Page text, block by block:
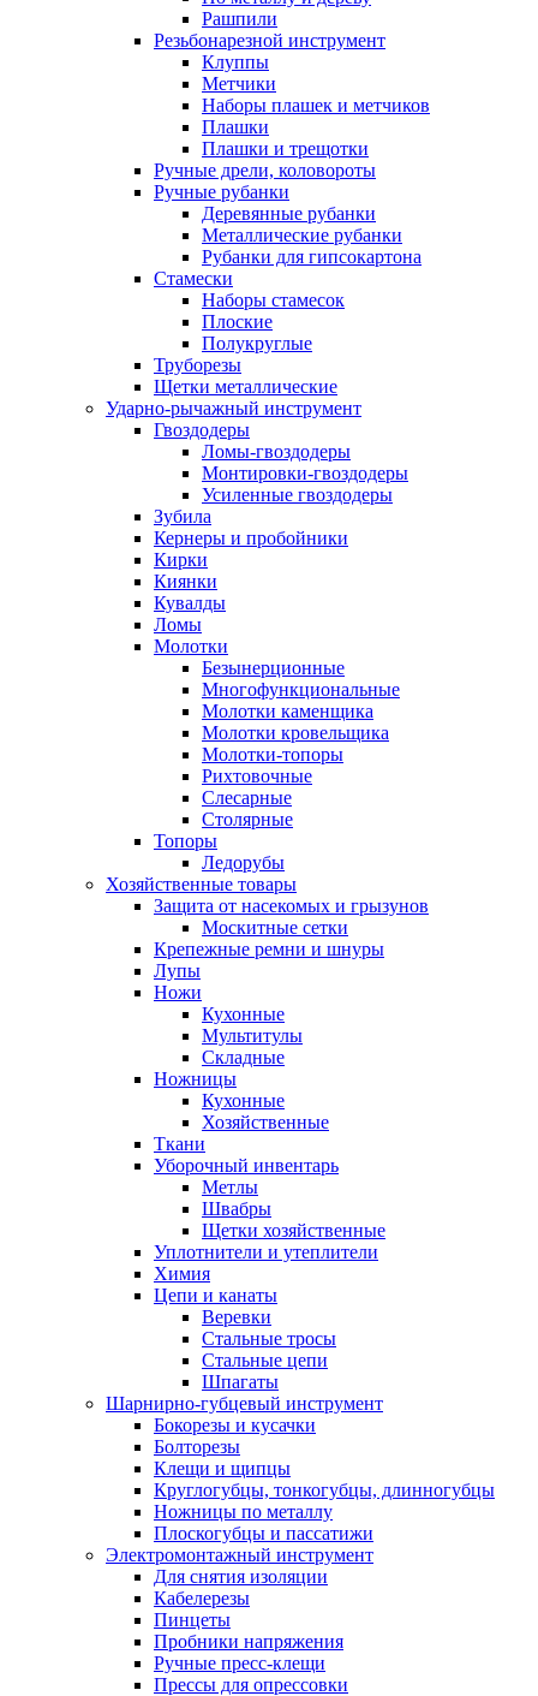
Рашпили
Резьбонарезной инструмент
Клуппы
Метчики
Наборы плашек и метчиков
Плашки
Плашки и трещотки
Ручные дрели, коловороты
Ручные рубанки
Деревянные рубанки
Металлические рубанки
Рубанки для гипсокартона
Стамески
Наборы стамесок
Плоские
Полукруглые
Труборезы
Щетки металлические
Ударно-рычажный инструмент
Гвоздодеры
Ломы-гвоздодеры
Монтировки-гвоздодеры
Усиленные гвоздодеры
Зубила
Кернеры и пробойники
Кирки
Киянки
Кувалды
Ломы
Молотки
Безынерционные
Многофункциональные
Молотки каменщика
Молотки кровельщика
Молотки-топоры
Рихтовочные
Слесарные
Столярные
Топоры
Ледорубы
Хозяйственные товары
Защита от насекомых и грызунов
Москитные сетки
Крепежные ремни и шнуры
Лупы
Ножи
Кухонные
Мультитулы
Складные
Ножницы
Кухонные
Хозяйственные
Ткани
Уборочный инвентарь
Метлы
Швабры
Щетки хозяйственные
Уплотнители и утеплители
Химия
Цепи и канаты
Веревки
Стальные тросы
Стальные цепи
Шпагаты
Шарнирно-губцевый инструмент
Бокорезы и кусачки
Болторезы
Клещи и щипцы
Круглогубцы, тонкогубцы, длинногубцы
Ножницы по металлу
Плоскогубцы и пассатижи
Электромонтажный инструмент
Для снятия изоляции
Кабелерезы
Пинцеты
Пробники напряжения
Ручные пресс-клещи
Прессы для опрессовки